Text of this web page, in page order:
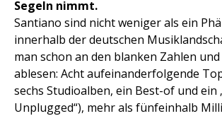
Segeln nimmt.
Santiano sind nicht weniger als ein
innerhalb der deutschen
man schon an den blanken Zahlen
ablesen: Acht aufeinanderfolgende
sechs Studioalben, ein Best-of und ein
Unplugged“), mehr als fünfeinhalb